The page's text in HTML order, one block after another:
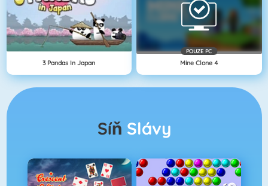
3 Pandas In Japan
POUZE PC
Mine Clone 4
Síň Slávy